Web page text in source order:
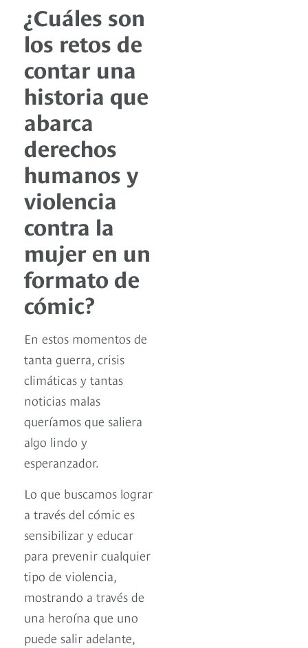
¿Cuáles son
los retos de
contar una
historia que
abarca
derechos
humanos y
violencia
contra la
mujer en un
formato de
cómic?
En estos momentos de
tanta guerra, crisis
climáticas y tantas
noticias malas
queríamos que saliera
algo lindo y
esperanzador.
Lo que buscamos lograr
a través del cómic es
sensibilizar y educar
para prevenir cualquier
tipo de violencia,
mostrando a través de
una heroína que uno
puede salir adelante,